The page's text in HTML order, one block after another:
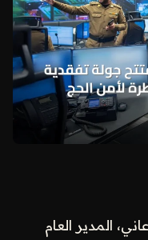
المدير العام